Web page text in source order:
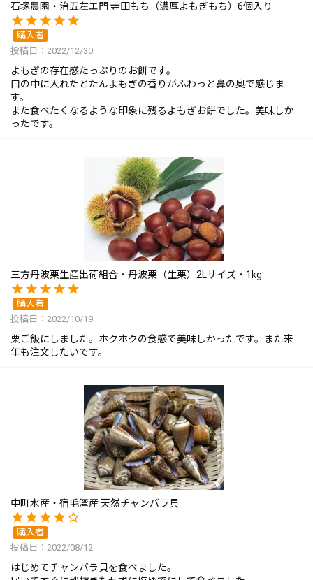
石塚農園・治五左エ門 寺田もち（濃厚よもぎもち）6個入り
購入者
投稿日
2022/12/30
よもぎの存在感たっぷりのお餅です。
口の中に入れたとたんよもぎの香りがふわっと鼻の奥で感じま
す。
また食べたくなるような印象に残るよもぎお餅でした。美味しか
ったです。
三方丹波栗生産出荷組合・丹波栗（生栗）2Lサイズ・1kg
購入者
投稿日
2022/10/19
栗ご飯にしました。ホクホクの食感で美味しかったです。また来
年も注文したいです。
中町水産・宿毛湾産 天然チャンバラ貝
購入者
投稿日
2022/08/12
はじめてチャンバラ貝を食べました。